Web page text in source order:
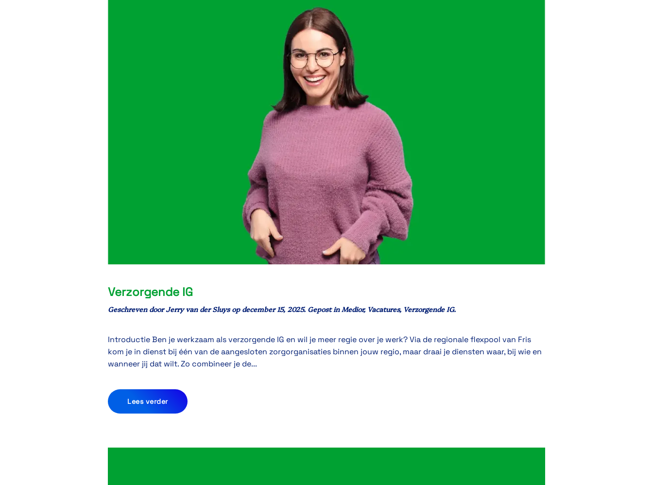
Verzorgende IG
Geschreven doorJerry van der Sluysop december 15, 2025. Gepost inMedior, Vacatures, Verzorgende IG.
Introductie Ben je werkzaam als verzorgende IG en wil je meer regie over je werk? Via de regionale flexpool van Fris
kom je in dienst bij één van de aangesloten zorgorganisaties binnen jouw regio, maar draai je diensten waar, bij wie en
wanneer jij dat wilt. Zo combineer je de...
Lees verder